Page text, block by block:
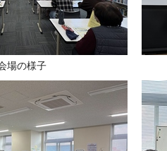
場の様子